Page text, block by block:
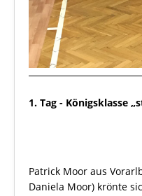
1. Tag - Königsklasse
Patrick Moor aus
Daniela Moor) krönte